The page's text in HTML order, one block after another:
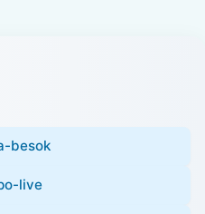
besok
live